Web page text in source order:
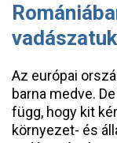
Az európai
barna medve.
függ, hogy kit
környezet- és